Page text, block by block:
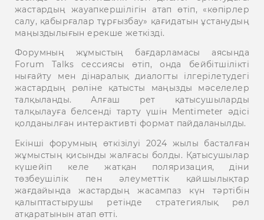
жастардың жауапкершілігін атап өтіп, «көпірлер
салу, қабырғалар тұрғызбау» қағидатын ұстанудың
маңыздылығын ерекше жеткізді.
Форумның жұмыстың бағдарламасы аясында
Forum Talks сессиясы өтіп, онда бейбітшілікті
нығайту мен дінаралық диалогты ілгерілетудегі
жастардың рөліне қатысты маңызды мәселелер
талқыланды. Алғаш рет қатысушыларды
талқылауға белсенді тарту үшін Mentimeter әдісі
қолданылған интерактивті формат пайдаланылды.
Екінші форумның өткізілуі 2024 жылы басталған
жұмыстың қисынды жалғасы болды. Қатысушылар
күшейіп келе жатқан поляризация, діни
төзбеушілік пен әлеуметтік қайшылықтар
жағдайында жастардың жасампаз күн тәртібін
қалыптастырушы ретінде стратегиялық рөл
атқаратынын атап өтті.